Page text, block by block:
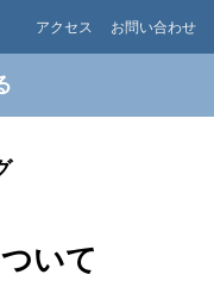
アクセス お問い合わせ
いて